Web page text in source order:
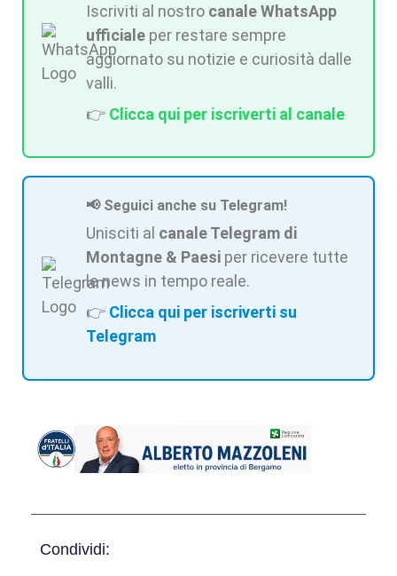
Iscriviti al nostro canale WhatsApp
ufficiale per restare sempre
aggiornato su notizie e curiosità dalle
valli.
👉 Clicca qui per iscriverti al canale
📢 Seguici anche su Telegram!
Unisciti al canale Telegram di
Montagne & Paesi per ricevere tutte
le news in tempo reale.
👉 Clicca qui per iscriverti su
Telegram
Condividi: